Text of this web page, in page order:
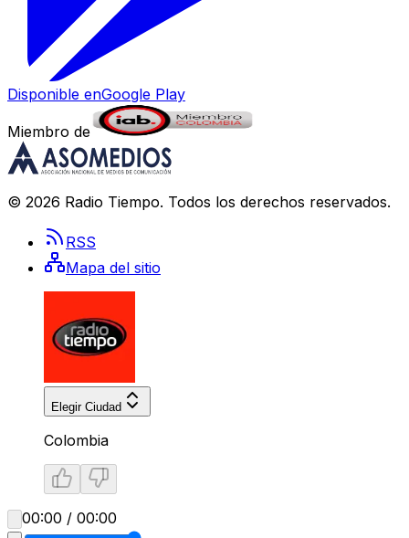
Disponible enGoogle Play
Miembro de
© 2026 Radio Tiempo. Todos los derechos reservados.
RSS
Mapa del sitio
Elegir Ciudad
Colombia
00:00 / 00:00